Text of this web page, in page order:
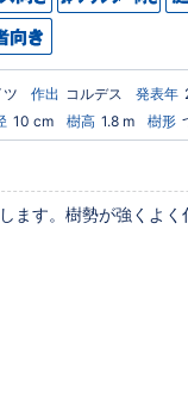
ツ 作出 コルデス 発表年
10 cm 樹高 1.8 m 樹形
す。樹勢が強くよく